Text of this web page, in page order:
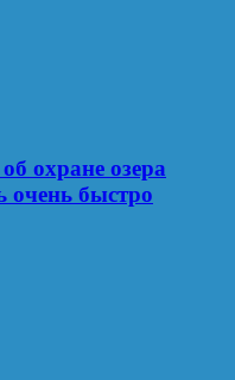
охране озера
очень быстро